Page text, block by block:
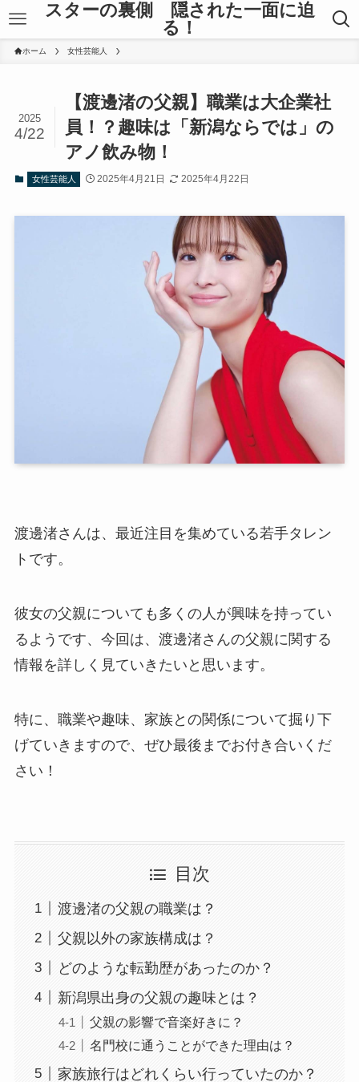
スターの裏側 隠された一面に迫
る！
ホーム 女性芸能人
【渡邊渚の父親】職業は大企業社
員！？趣味は「新潟ならでは」の
アノ飲み物！
2025
4/22
女性芸能人 2025年4月21日 2025年4月22日
渡邊渚さんは、最近注目を集めている若手タレン
トです。
彼女の父親についても多くの人が興味を持ってい
るようです、今回は、渡邊渚さんの父親に関する
情報を詳しく見ていきたいと思います。
特に、職業や趣味、家族との関係について掘り下
げていきますので、ぜひ最後までお付き合いくだ
さい！
目次
渡邊渚の父親の職業は？
父親以外の家族構成は？
どのような転勤歴があったのか？
新潟県出身の父親の趣味とは？
父親の影響で音楽好きに？
名門校に通うことができた理由は？
家族旅行はどれくらい行っていたのか？